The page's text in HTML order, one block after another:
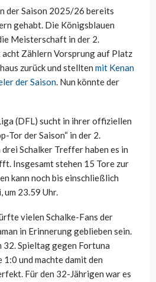
der Saison 2025/26 bereits
gehabt. Die Königsblauen
Meisterschaft in der 2.
Zählern Vorsprung auf Platz
zurück und stellten mit Kenan
der Saison. Nun könnte der
(DFL) sucht in ihrer offiziellen
Tor der Saison“ in der 2.
Schalker Treffer haben es in
Insgesamt stehen 15 Tore zur
kann noch bis einschließlich
um 23.59 Uhr.
vielen Schalke-Fans der
in Erinnerung geblieben sein.
Spieltag gegen Fortuna
und machte damit den
Für den 32-Jährigen war es